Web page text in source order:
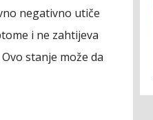
negativno utiče
i ne zahtijeva
stanje može da